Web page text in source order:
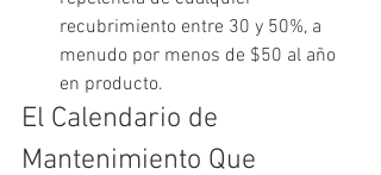
recubrimiento entre 30 y 50%, a
menudo por menos de $50 al año
en producto.
El Calendario de
Mantenimiento Que